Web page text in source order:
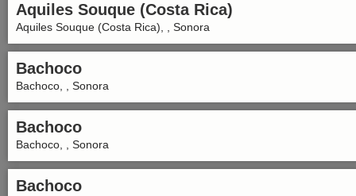
Aquiles Souque (Costa Rica)
Aquiles Souque (Costa Rica), , Sonora
Bachoco
Bachoco, , Sonora
Bachoco
Bachoco, , Sonora
Bachoco